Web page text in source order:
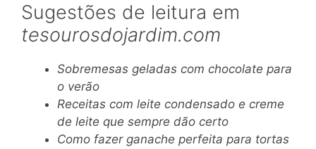
Sugestões de leitura em
tesourosdojardim.com
Sobremesas geladas com chocolate para
o verão
Receitas com leite condensado e creme
de leite que sempre dão certo
Como fazer ganache perfeita para tortas